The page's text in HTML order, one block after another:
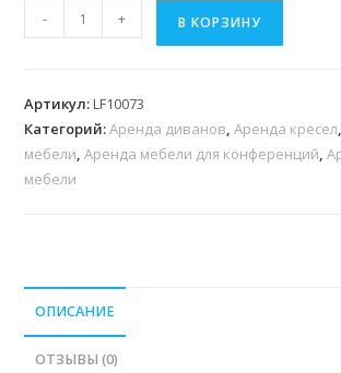
Количество
товара
комплект
мебели
White
- + В КОРЗИНУ
Артикул:LF10073
Категорий:Аренда диванов,Аренда кресел
мебели,Аренда мебели для конференций,
мебели
ОПИСАНИЕ
ОТЗЫВЫ (0)